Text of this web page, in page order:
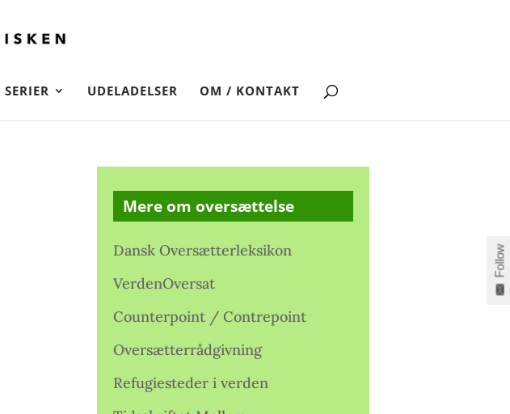
SERIER UDELADELSER OM / KONTAKT
Mere om oversættelse
Dansk Oversætterleksikon
VerdenOversat
Counterpoint / Contrepoint
Oversætterrådgivning
Refugiesteder i verden
Follow